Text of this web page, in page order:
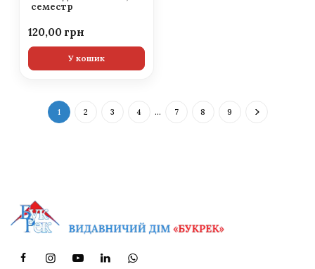
семестр
120,00
У кошик
1 2 3 4 … 7 8 9